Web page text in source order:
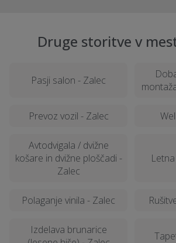
Druge storitve v
Pasji salon - Zalec
Prevoz vozil - Zalec
Avtodvigala / dvižne
košare in dvižne ploščadi -
Zalec
Polaganje vinila - Zalec
Izdelava brunarice